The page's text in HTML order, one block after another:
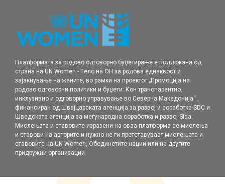
Платформата за родово одговорно буџетирање е поддржана од
страна на UN Women - Tело на ОН за родова еднаквост и
зајакнување на жените, во рамки нa проектот „Промоција на
родовo одговорни политики и буџети: Кон транспарентно,
инклузивно и одговорно управување во Северна Македонија“ ,
финансиран од Швајцарската агенција за развој и соработка-SDC и
Шведската агенција за меѓународна соработка и развој-Sida.
Мислењата и ставовите изразени на оваа платформа се мислења
и ставови на авторите и нужно не ги претставуваат мислењата и
ставовите на UN Women, Обединетите нации или на другите
придружни организации.